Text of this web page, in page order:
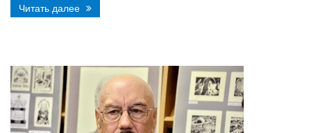
Читать далее